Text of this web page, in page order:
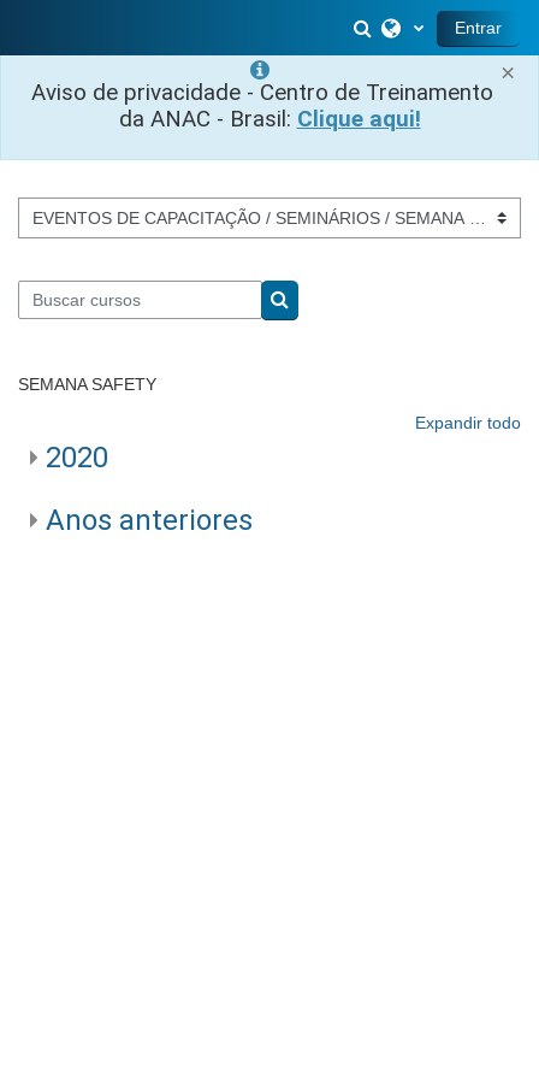
×
Aviso de privacidade - Centro de Treinamento
da ANAC - Brasil: Clique aqui!
Selector de
Entrar
Categorías
Buscar cursos
Buscar cursos
SEMANA SAFETY
Expandir todo
2020
Anos anteriores